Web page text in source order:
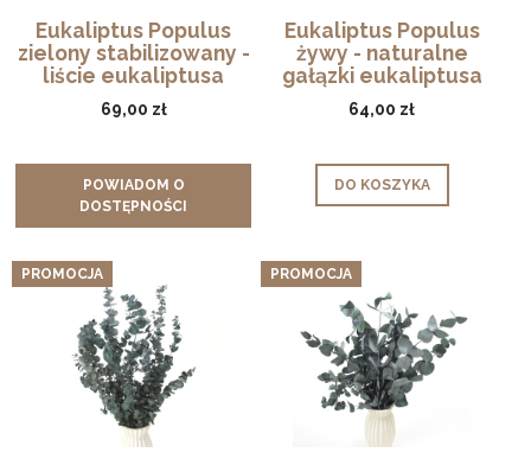
Eukaliptus Populus
zielony stabilizowany -
liście eukaliptusa
69,00 zł
POWIADOM O
DOSTĘPNOŚCI
Eukaliptus Populus
żywy - naturalne
gałązki eukaliptusa
64,00 zł
DO KOSZYKA
PROMOCJA PROMOCJA